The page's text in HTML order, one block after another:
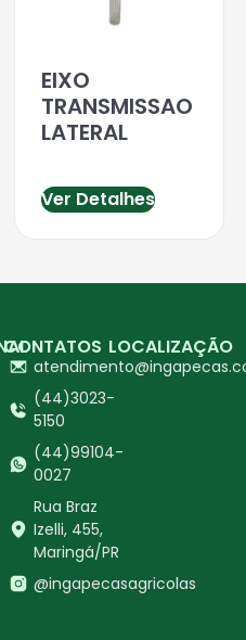
EIXO
TRANSMISSAO
LATERAL
Ver Detalhes
CONTATOS
(44)3023-
5150
(44)99104-
0027
Rua Braz
Izelli, 455,
Maringá/PR
@ingapecasagricolas
LOCALIZAÇÃO